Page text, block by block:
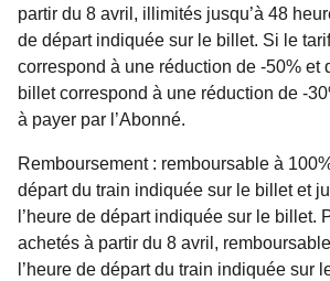
partir du 8 avril, illimités jusqu’à 48
de départ indiquée sur le billet. Si le
correspond à une réduction de -50% et
billet correspond à une réduction de -
à payer par l’Abonné.
Remboursement : remboursable à
départ du train indiquée sur le billet et
l’heure de départ indiquée sur le billet.
achetés à partir du 8 avril,
l’heure de départ du train indiquée sur